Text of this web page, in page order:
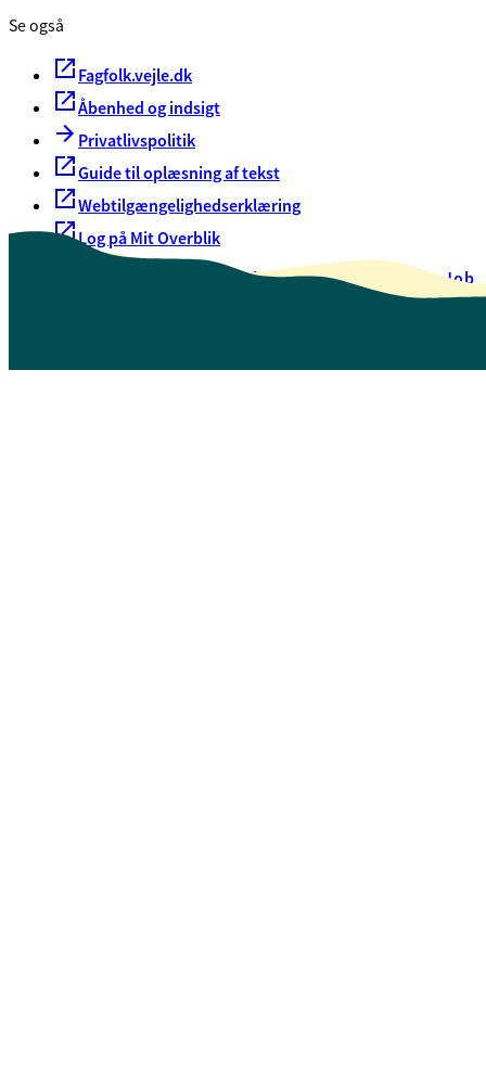
Se også
Fagfolk.vejle.dk
Åbenhed og indsigt
Privatlivspolitik
Guide til oplæsning af tekst
Webtilgængelighedserklæring
Log på Mit Overblik
Oversigt over selvbetjeningJob